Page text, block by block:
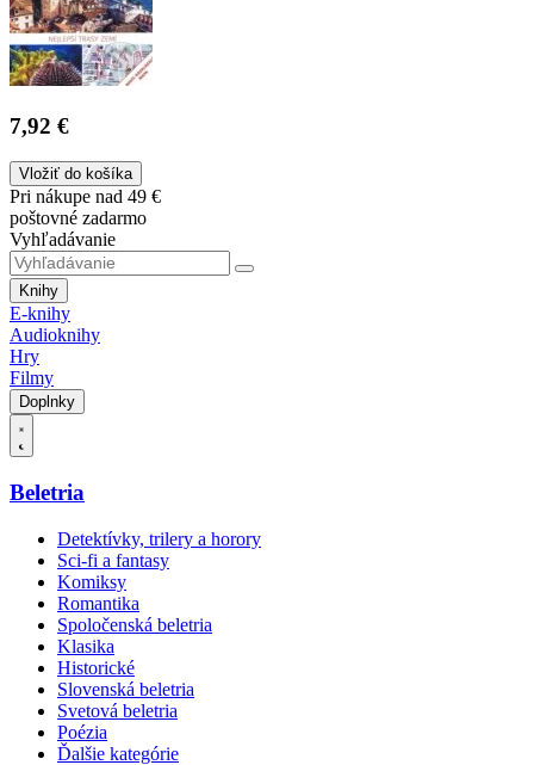
7,92 €
Vložiť do košíka
Pri nákupe nad 49 €
poštovné zadarmo
Vyhľadávanie
Knihy
E-knihy
Audioknihy
Hry
Filmy
Doplnky
Beletria
Detektívky, trilery a horory
Sci-fi a fantasy
Komiksy
Romantika
Spoločenská beletria
Klasika
Historické
Slovenská beletria
Svetová beletria
Poézia
Ďalšie kategórie